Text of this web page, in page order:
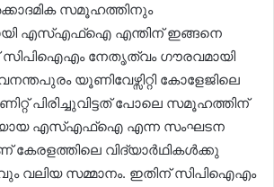
സമൂഹത്തിനും
എസ്എഫ്ഐ എന്തിന് ഇങ്ങനെ
നേതൃത്വം ഗൗരവമായി
യൂണിവേഴ്സിറ്റി കോളേജിലെ
പോലെ സമൂഹത്തിന്
എസ്എഫ്ഐ എന്ന സംഘടന
കേരളത്തിലെ വിദ്യാര്‍ഥികള്‍ക്കു
വലിയ സമ്മാനം. ഇതിന് സിപിഐഎം